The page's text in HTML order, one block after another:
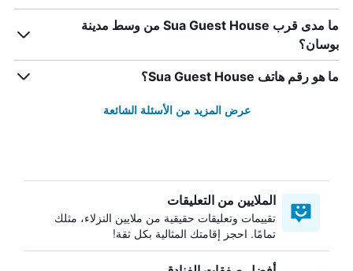
ما مدى قرب Sua Guest House من وسط مدينة
بوسان؟
ما هو رقم هاتف Sua Guest House؟
عرض المزيد من الأسئلة الشائعة
الملايين من التعليقات
تقييمات وتعليقات حقيقية من ملايين النزلاء، مثلك
تمامًا. احجز إقامتك المثالية بكل ثقة!